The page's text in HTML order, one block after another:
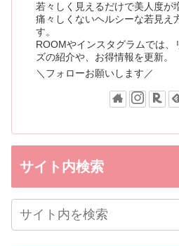
若々しく見えるだけで美人度が
痛々しくないヘルシーな若見え
す。
ROOMやインスタグラムでは、
ズの紹介や、お得情報を更新。
＼フォローお願いします／
サイト内検索